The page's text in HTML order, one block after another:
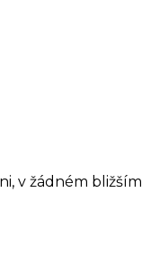
v žádném